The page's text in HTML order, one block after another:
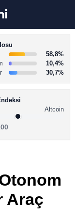
Youtube
TikTok
58,8%
10,4%
30,7%
Altcoin
Araç